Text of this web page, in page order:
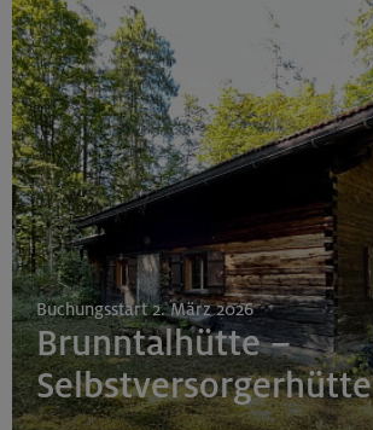
Buchungsstart 2. März 2026
Brunntalhütte –
Selbstversorgerhütte